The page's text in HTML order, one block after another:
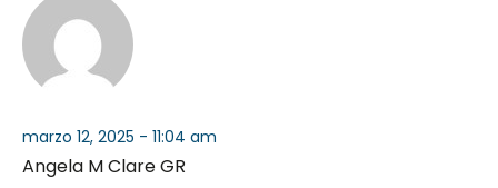
marzo 12, 2025 - 11:04 am
Angela M Clare GR